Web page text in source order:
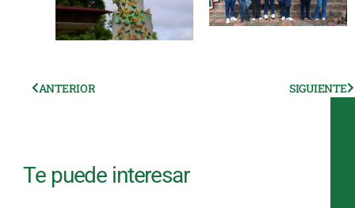
AntANTERIOR SIGUIENTE
Te puede interesar